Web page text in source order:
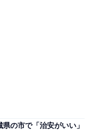
県の市で「治安がいい」